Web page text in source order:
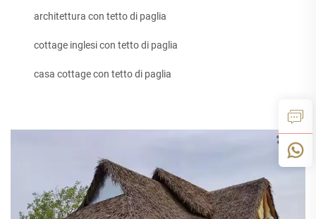
architettura con tetto di paglia
cottage inglesi con tetto di paglia
casa cottage con tetto di paglia